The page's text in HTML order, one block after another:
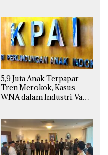
5,9 Juta Anak Terpapar
Tren Merokok, Kasus
WNA dalam Industri Vape